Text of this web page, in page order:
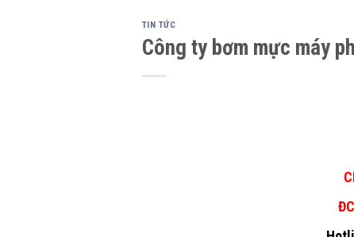
TIN TỨC
Công ty bơm mực máy